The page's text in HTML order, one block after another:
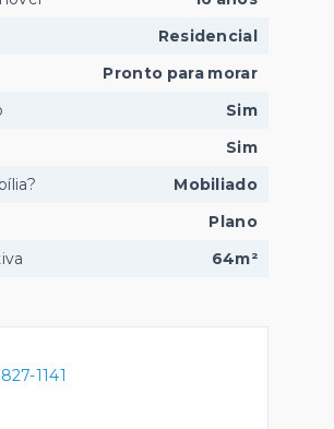
Residencial
Pronto para morar
Sim
Sim
Mobiliado
Plano
64m²
1141